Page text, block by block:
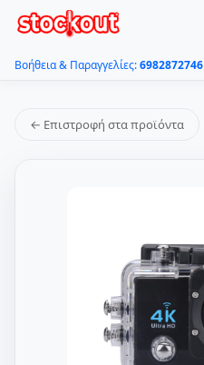
Βοήθεια & Παραγγελίες:6982872746
← Επιστροφή στα προϊόντα